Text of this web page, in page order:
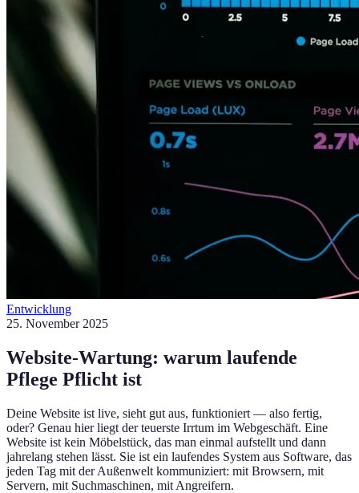
Entwicklung
25. November 2025
Website-Wartung: warum laufende
Pflege Pflicht ist
Deine Website ist live, sieht gut aus, funktioniert — also fertig,
oder? Genau hier liegt der teuerste Irrtum im Webgeschäft. Eine
Website ist kein Möbelstück, das man einmal aufstellt und dann
jahrelang stehen lässt. Sie ist ein laufendes System aus Software, das
jeden Tag mit der Außenwelt kommuniziert: mit Browsern, mit
Servern, mit Suchmaschinen, mit Angreifern.